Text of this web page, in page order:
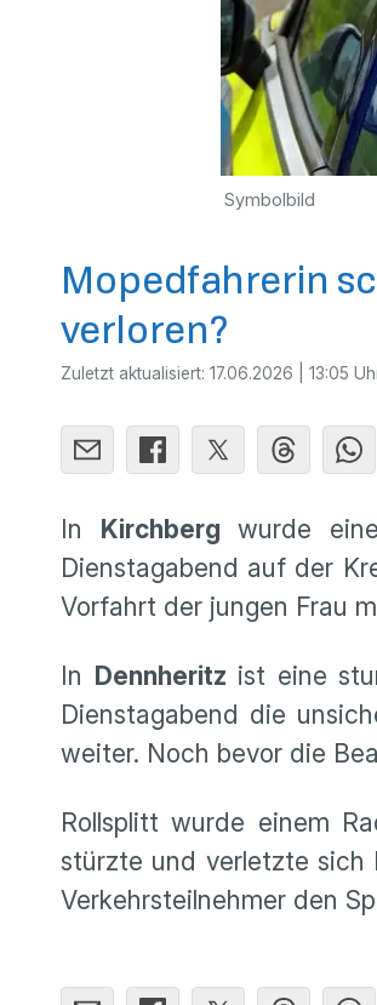
Symbolbild
Mopedfahrerin
verloren?
Zuletzt aktualisiert: 17.06.2026 | 13:05
In Kirchberg wurde
Dienstagabend auf der
Vorfahrt der jungen Frau
In Dennheritz ist eine
Dienstagabend die
weiter. Noch bevor die
Rollsplitt wurde einem
stürzte und verletzte
Verkehrsteilnehmer den